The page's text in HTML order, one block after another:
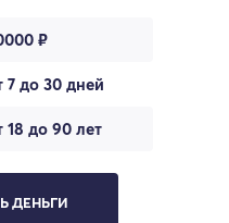
₽
7 до 30 дней
18 до 90 лет
ДЕНЬГИ